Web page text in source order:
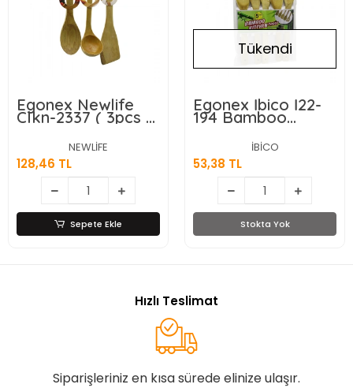
Egonex Newlife
Clkn-2337 ( 3pcs )
( Ahşap Bambu )
Mutfak Servis Seti
( Kaşık=27cm &
Kepçe=27cm &
Spatula=32cm )*72
NEWLİFE
128,46 TL
Sepete Ekle
Tükendi
Egonex İbico İ22-
194 Bamboo
Kıtchen Tools
(5pcs) (ahşap &
Bambu) Mutfak
Servis Seti
(spatula=yan &
Düz & Delikli & 2
Servis Kaşık) (27-
27.5-28cm)*12x10
İBİCO
53,38 TL
Stokta Yok
Hızlı Teslimat
Siparişleriniz en kısa sürede elinize ulaşır.